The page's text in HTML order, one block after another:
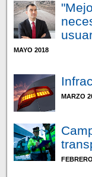
MAYO 2018
MARZO